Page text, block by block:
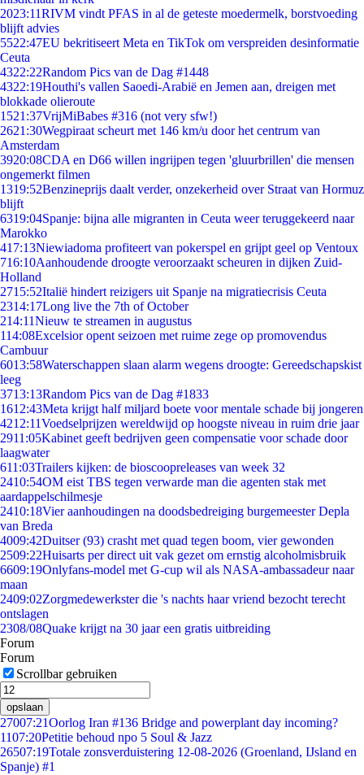
2023:11RIVM vindt PFAS in al de geteste moedermelk, borstvoeding
blijft advies
5522:47EU bekritiseert Meta en TikTok om verspreiden desinformatie
Ceuta
4322:22Random Pics van de Dag #1448
4322:19Houthi's vallen Saoedi-Arabië en Jemen aan, dreigen met
blokkade olieroute
1521:37VrijMiBabes #316 (not very sfw!)
2621:30Wegpiraat scheurt met 146 km/u door het centrum van
Amsterdam
3920:08CDA en D66 willen ingrijpen tegen 'gluurbrillen' die mensen
ongemerkt filmen
1319:52Benzineprijs daalt verder, onzekerheid over Straat van Hormuz
blijft
6319:04Spanje: bijna alle migranten in Ceuta weer teruggekeerd naar
Marokko
417:13Niewiadoma profiteert van pokerspel en grijpt geel op Ventoux
716:10Aanhoudende droogte veroorzaakt scheuren in dijken Zuid-
Holland
2715:52Italië hindert reizigers uit Spanje na migratiecrisis Ceuta
2314:17Long live the 7th of October
214:11Nieuw te streamen in augustus
114:08Excelsior opent seizoen met ruime zege op promovendus
Cambuur
6013:58Waterschappen slaan alarm wegens droogte: Gereedschapskist
leeg
3713:13Random Pics van de Dag #1833
1612:43Meta krijgt half miljard boete voor mentale schade bij jongeren
4212:11Voedselprijzen wereldwijd op hoogste niveau in ruim drie jaar
2911:05Kabinet geeft bedrijven geen compensatie voor schade door
laagwater
611:03Trailers kijken: de bioscoopreleases van week 32
2410:54OM eist TBS tegen verwarde man die agenten stak met
aardappelschilmesje
2410:18Vier aanhoudingen na doodsbedreiging burgemeester Depla
van Breda
4009:42Duitser (93) crasht met quad tegen boom, vier gewonden
2509:22Huisarts per direct uit vak gezet om ernstig alcoholmisbruik
6609:19Onlyfans-model met G-cup wil als NASA-ambassadeur naar
maan
2409:02Zorgmedewerkster die 's nachts haar vriend bezocht terecht
ontslagen
2308/08Quake krijgt na 30 jaar een gratis uitbreiding
Forum
Forum
Scrollbar gebruiken
opslaan
27007:21Oorlog Iran #136 Bridge and powerplant day incoming?
1107:20Petitie behoud npo 5 Soul & Jazz
26507:19Totale zonsverduistering 12-08-2026 (Groenland, IJsland en
Spanje) #1